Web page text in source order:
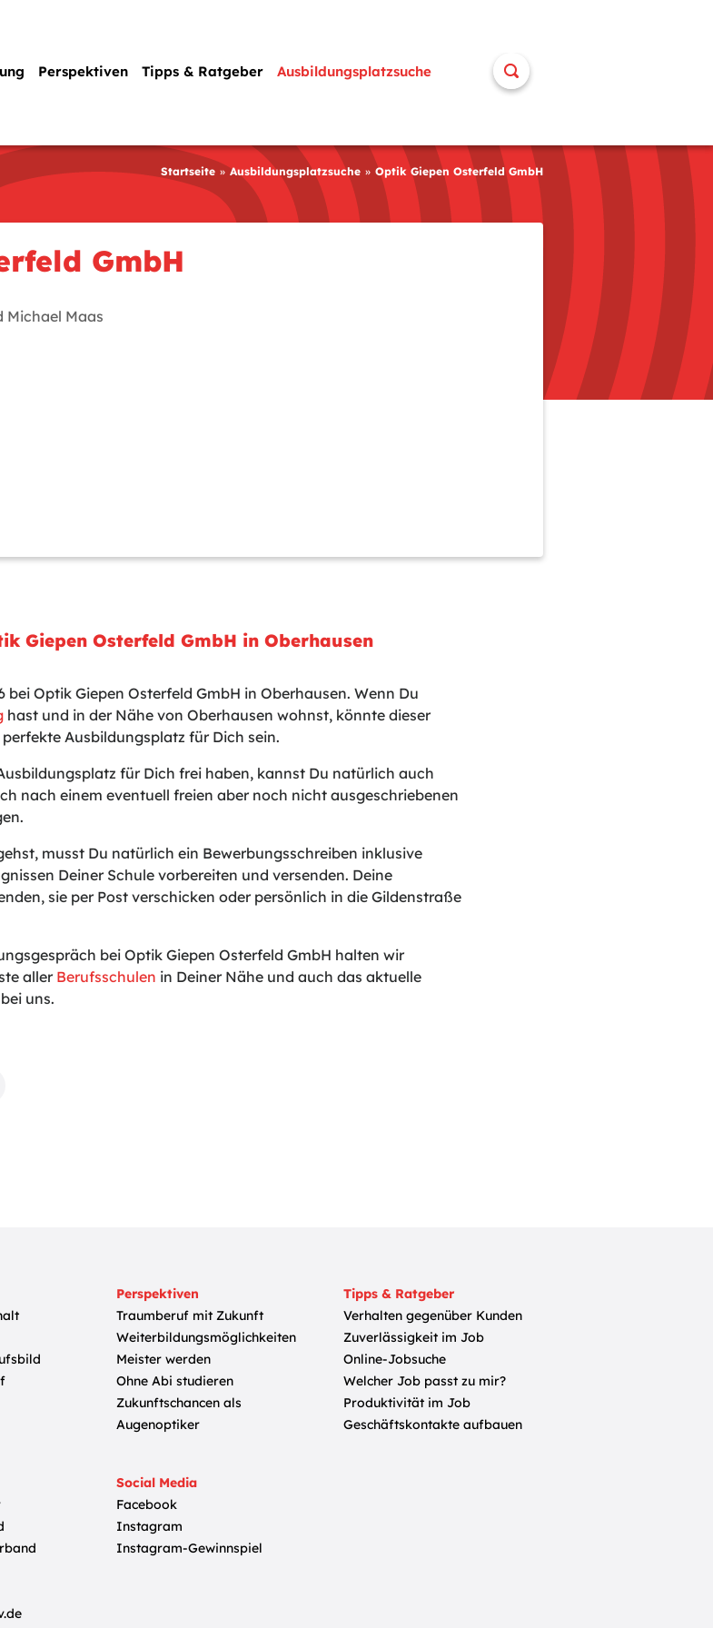
Perspektiven Tipps & Ratgeber Ausbildungsplatzsuche
Startseite Ausbildungsplatzsuche Optik Giepen Osterfeld GmbH
GmbH
Michael Maas
Giepen Osterfeld GmbH in Oberhausen
Optik Giepen Osterfeld GmbH in Oberhausen. Wenn Du
hast und in der Nähe von Oberhausen wohnst, könnte dieser
perfekte Ausbildungsplatz für Dich sein.
für Dich frei haben, kannst Du natürlich auch
nach einem eventuell freien aber noch nicht ausgeschriebenen
musst Du natürlich ein Bewerbungsschreiben inklusive
Deiner Schule vorbereiten und versenden. Deine
sie per Post verschicken oder persönlich in die Gildenstraße
bei Optik Giepen Osterfeld GmbH halten wir
aller Berufsschulen in Deiner Nähe und auch das aktuelle
uns.
Perspektiven
Traumberuf mit Zukunft
Weiterbildungsmöglichkeiten
Meister werden
Ohne Abi studieren
Zukunftschancen als
Augenoptiker
Tipps & Ratgeber
Verhalten gegenüber Kunden
Zuverlässigkeit im Job
Online-Jobsuche
Welcher Job passt zu mir?
Produktivität im Job
Geschäftskontakte aufbauen
Social Media
Facebook
Instagram
Instagram-Gewinnspiel